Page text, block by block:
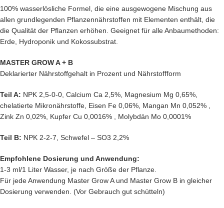
100% wasserlösliche Formel, die eine ausgewogene Mischung aus
allen grundlegenden Pflanzennährstoffen mit Elementen enthält, die
die Qualität der Pflanzen erhöhen. Geeignet für alle Anbaumethoden:
Erde, Hydroponik und Kokossubstrat.
MASTER GROW A + B
Deklarierter Nährstoffgehalt in Prozent und Nährstoffform
Teil A: NPK 2,5-0-0, Calcium Ca 2,5%, Magnesium Mg 0,65%,
chelatierte Mikronährstoffe, Eisen Fe 0,06%, Mangan Mn 0,052% ,
Zink Zn 0,02%, Kupfer Cu 0,0016% , Molybdän Mo 0,0001%
Teil B: NPK 2-2-7, Schwefel – SO3 2,2%
Empfohlene Dosierung und Anwendung:
1-3 ml/1 Liter Wasser, je nach Größe der Pflanze.
Für jede Anwendung Master Grow A und Master Grow B in gleicher
Dosierung verwenden. (Vor Gebrauch gut schütteln)